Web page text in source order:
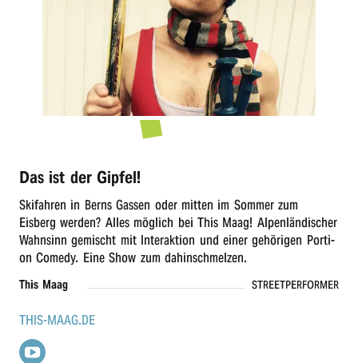
Das ist der Gipfel!
Skifah­ren in Berns Gassen oder mitten im Sommer zum
Eisberg werden? Alles möglich bei This Maag! Alpen­län­di­scher
Wahn­sinn gemischt mit Inter­ak­ti­on und einer gehö­ri­gen Porti­
on Come­dy. Eine Show zum dahinschmelzen.
This Maag STREETPERFORMER
THIS-MAAG.DE